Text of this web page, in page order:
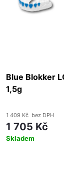
Blue Blokker
1,5g
1 409 Kč bez DPH
1 705 Kč
Skladem